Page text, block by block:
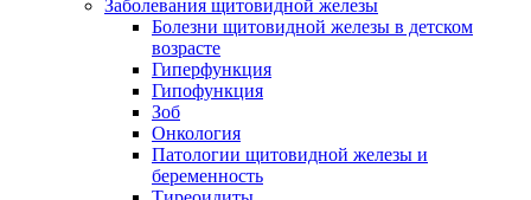
Заболевания щитовидной железы
Болезни щитовидной железы в детском
возрасте
Гиперфункция
Гипофункция
Зоб
Онкология
Патологии щитовидной железы и
беременность